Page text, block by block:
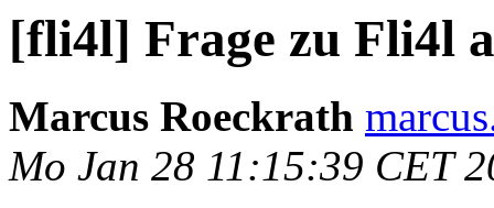
[fli4l] Frage zu Fli4l
Marcus Roeckrath
Mo Jan 28 11:15:39 CET